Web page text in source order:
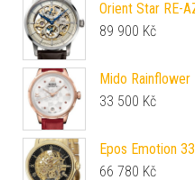
Orient Star RE-
89 900 Kč
Mido Rainflower
33 500 Kč
Epos Emotion
66 780 Kč